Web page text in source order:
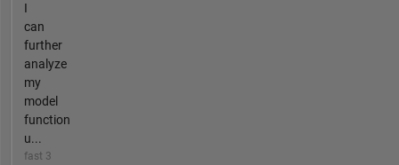
I
can
further
analyze
my
model
function
u...
fast 3